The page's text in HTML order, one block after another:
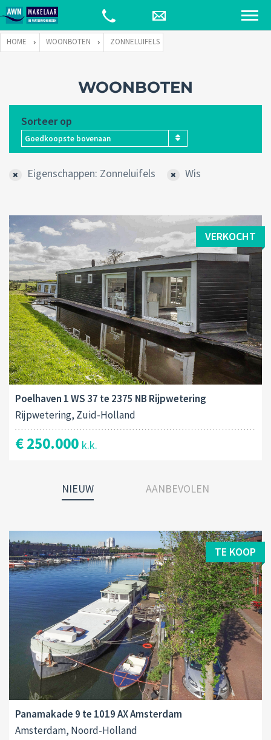
HOME WOONBOTEN ZONNELUIFELS
WOONBOTEN
Sorteer op
Goedkoopste bovenaan
Eigenschappen: Zonneluifels Wis
VERKOCHT
Poelhaven 1 WS 37 te 2375 NB Rijpwetering
Rijpwetering, Zuid-Holland
€ 250.000 k.k.
NIEUW AANBEVOLEN
TE KOOP
Panamakade 9 te 1019 AX Amsterdam
Amsterdam, Noord-Holland